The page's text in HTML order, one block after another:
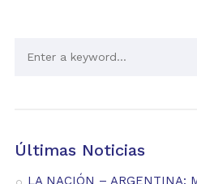
Últimas Noticias
LA NACIÓN – ARGENTINA: